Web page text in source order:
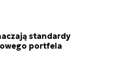
standardy
portfela